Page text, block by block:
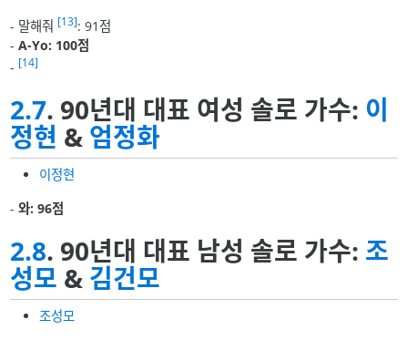
- 말해줘 [13]: 91점
-A-Yo: 100점
- [14]
2.7. 90년대 대표 여성 솔로 가수: 이
정현 & 엄정화
이정현
-와: 96점
2.8. 90년대 대표 남성 솔로 가수: 조
성모 & 김건모
조성모